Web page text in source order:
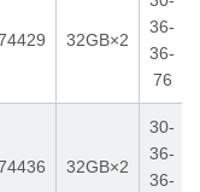
32GB×2
36-
36-
76
32GB×2
30-
36-
36-